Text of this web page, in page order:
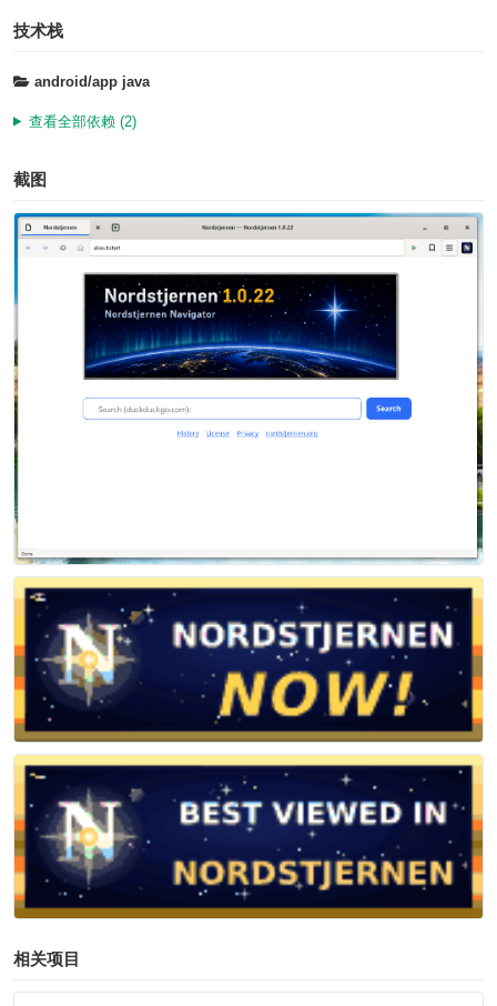
技术栈
android/app java
查看全部依赖 (2)
截图
相关项目